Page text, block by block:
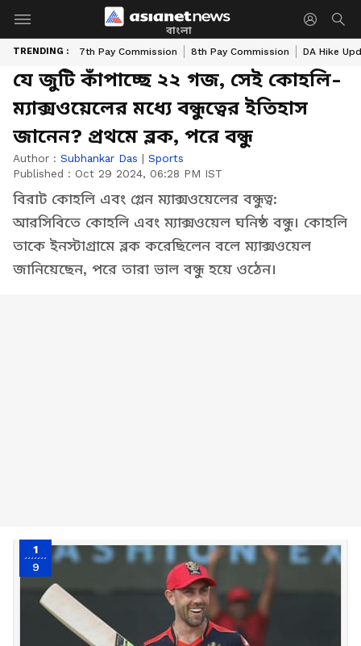
বাংলা
TRENDING : 7th Pay Commission 8th Pay Commission DA Hike
যে জুটি কাঁপাচ্ছে ২২ গজ, সেই কোহলি-
ম্যাক্সওয়েলের মধ্যে বন্ধুত্বের ইতিহাস
জানেন? প্রথমে ব্লক, পরে বন্ধু
Author : Subhankar Das | Sports
Published : Oct 29 2024, 06:28 PM IST
বিরাট কোহলি এবং গ্লেন ম্যাক্সওয়েলের বন্ধুত্ব:
আরসিবিতে কোহলি এবং ম্যাক্সওয়েল ঘনিষ্ঠ বন্ধু। কোহলি
তাকে ইনস্টাগ্রামে ব্লক করেছিলেন বলে ম্যাক্সওয়েল
জানিয়েছেন, পরে তারা ভাল বন্ধু হয়ে ওঠেন।
1
9